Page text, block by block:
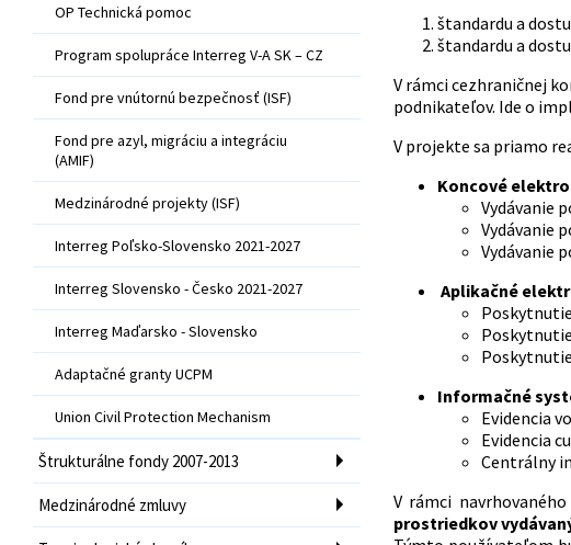
OP Technická pomoc
Program spolupráce Interreg V-A SK – CZ
Fond pre vnútornú bezpečnosť (ISF)
Fond pre azyl, migráciu a integráciu
(AMIF)
Medzinárodné projekty (ISF)
Interreg Poľsko-Slovensko 2021-2027
Interreg Slovensko - Česko 2021-2027
Interreg Maďarsko - Slovensko
Adaptačné granty UCPM
Union Civil Protection Mechanism
Štrukturálne fondy 2007-2013
Medzinárodné zmluvy
štandardu a
štandardu a
V rámci cezhraničnej
podnikateľov. Ide o
V projekte sa priamo
Koncové
Vydávanie
Vydávanie
Vydávanie
Aplikačné
Informačné
Evidencia
Evidencia
Centrálny
V rámci
prostriedkov